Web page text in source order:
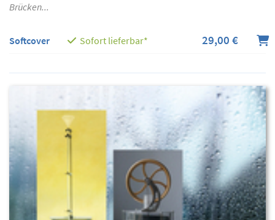
Brücken...
Softcover Sofort lieferbar* 29,00 €